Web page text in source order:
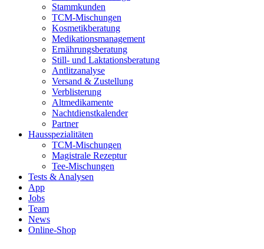
Stammkunden
TCM-Mischungen
Kosmetikberatung
Medikationsmanagement
Ernährungsberatung
Still- und Laktationsberatung
Antlitzanalyse
Versand & Zustellung
Verblisterung
Altmedikamente
Nachtdienstkalender
Partner
Hausspezialitäten
TCM-Mischungen
Magistrale Rezeptur
Tee-Mischungen
Tests & Analysen
App
Jobs
Team
News
Online-Shop